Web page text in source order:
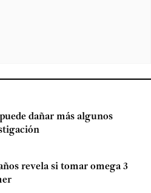
dañar más algunos
revela si tomar omega 3